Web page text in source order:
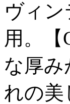
ヴィ
用。
な厚
れの美